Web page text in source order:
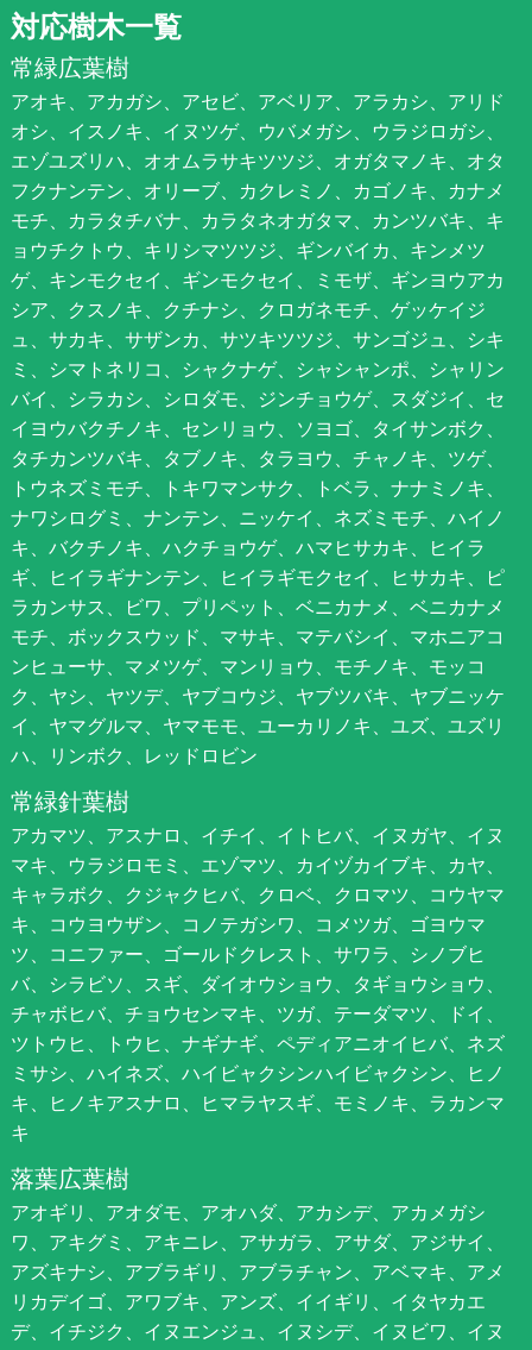
対応樹木一覧
常緑広葉樹
アオキ、アカガシ、アセビ、アベリア、アラカシ、アリド
オシ、イスノキ、イヌツゲ、ウバメガシ、ウラジロガシ、
エゾユズリハ、オオムラサキツツジ、オガタマノキ、オタ
フクナンテン、オリーブ、カクレミノ、カゴノキ、カナメ
モチ、カラタチバナ、カラタネオガタマ、カンツバキ、キ
ョウチクトウ、キリシマツツジ、ギンバイカ、キンメツ
ゲ、キンモクセイ、ギンモクセイ、ミモザ、ギンヨウアカ
シア、クスノキ、クチナシ、クロガネモチ、ゲッケイジ
ュ、サカキ、サザンカ、サツキツツジ、サンゴジュ、シキ
ミ、シマトネリコ、シャクナゲ、シャシャンポ、シャリン
バイ、シラカシ、シロダモ、ジンチョウゲ、スダジイ、セ
イヨウバクチノキ、センリョウ、ソヨゴ、タイサンボク、
タチカンツバキ、タブノキ、タラヨウ、チャノキ、ツゲ、
トウネズミモチ、トキワマンサク、トベラ、ナナミノキ、
ナワシログミ、ナンテン、ニッケイ、ネズミモチ、ハイノ
キ、バクチノキ、ハクチョウゲ、ハマヒサカキ、ヒイラ
ギ、ヒイラギナンテン、ヒイラギモクセイ、ヒサカキ、ピ
ラカンサス、ビワ、プリペット、ベニカナメ、ベニカナメ
モチ、ボックスウッド、マサキ、マテバシイ、マホニアコ
ンヒューサ、マメツゲ、マンリョウ、モチノキ、モッコ
ク、ヤシ、ヤツデ、ヤブコウジ、ヤブツバキ、ヤブニッケ
イ、ヤマグルマ、ヤマモモ、ユーカリノキ、ユズ、ユズリ
ハ、リンボク、レッドロビン
常緑針葉樹
アカマツ、アスナロ、イチイ、イトヒバ、イヌガヤ、イヌ
マキ、ウラジロモミ、エゾマツ、カイヅカイブキ、カヤ、
キャラボク、クジャクヒバ、クロベ、クロマツ、コウヤマ
キ、コウヨウザン、コノテガシワ、コメツガ、ゴヨウマ
ツ、コニファー、ゴールドクレスト、サワラ、シノブヒ
バ、シラビソ、スギ、ダイオウショウ、タギョウショウ、
チャボヒバ、チョウセンマキ、ツガ、テーダマツ、ドイ、
ツトウヒ、トウヒ、ナギナギ、ペディアニオイヒバ、ネズ
ミサシ、ハイネズ、ハイビャクシンハイビャクシン、ヒノ
キ、ヒノキアスナロ、ヒマラヤスギ、モミノキ、ラカンマ
キ
落葉広葉樹
アオギリ、アオダモ、アオハダ、アカシデ、アカメガシ
ワ、アキグミ、アキニレ、アサガラ、アサダ、アジサイ、
アズキナシ、アブラギリ、アブラチャン、アベマキ、アメ
リカデイゴ、アワブキ、アンズ、イイギリ、イタヤカエ
デ、イチジク、イヌエンジュ、イヌシデ、イヌビワ、イヌ